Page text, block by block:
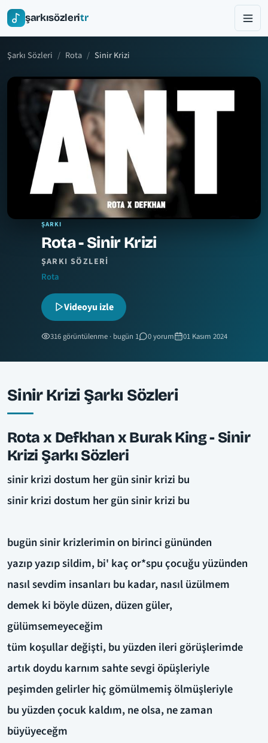
şarkısözleritr
Şarkı Sözleri Rota Sinir Krizi
ŞARKI
Rota - Sinir Krizi
ŞARKI SÖZLERI
Rota
Videoyu izle
316 görüntülenme · bugün 1 0 yorum 01 Kasım 2024
Sinir Krizi Şarkı Sözleri
Rota x Defkhan x Burak King - Sinir
Krizi Şarkı Sözleri
sinir krizi dostum her gün sinir krizi bu
sinir krizi dostum her gün sinir krizi bu
bugün sinir krizlerimin on birinci gününden
yazıp yazıp sildim, bi' kaç or*spu çocuğu yüzünden
nasıl sevdim insanları bu kadar, nasıl üzülmem
demek ki böyle düzen, düzen güler,
gülümsemeyeceğim
tüm koşullar değişti, bu yüzden ileri görüşlerimde
artık doydu karnım sahte sevgi öpüşleriyle
peşimden gelirler hiç gömülmemiş ölmüşleriyle
bu yüzden çocuk kaldım, ne olsa, ne zaman
büyüyeceğm